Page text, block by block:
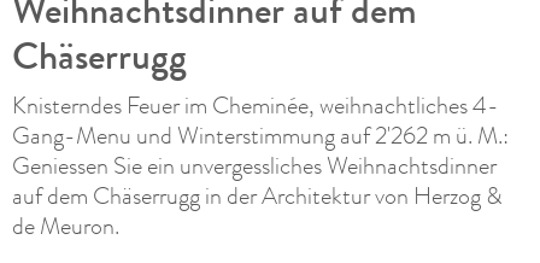
Chäserrugg
Knisterndes Feuer im Cheminée, weihnachtliches 4-
Gang-Menu und Winterstimmung auf 2'262 m ü. M.:
Geniessen Sie ein unvergessliches Weihnachtsdinner
auf dem Chäserrugg in der Architektur von Herzog &
de Meuron.